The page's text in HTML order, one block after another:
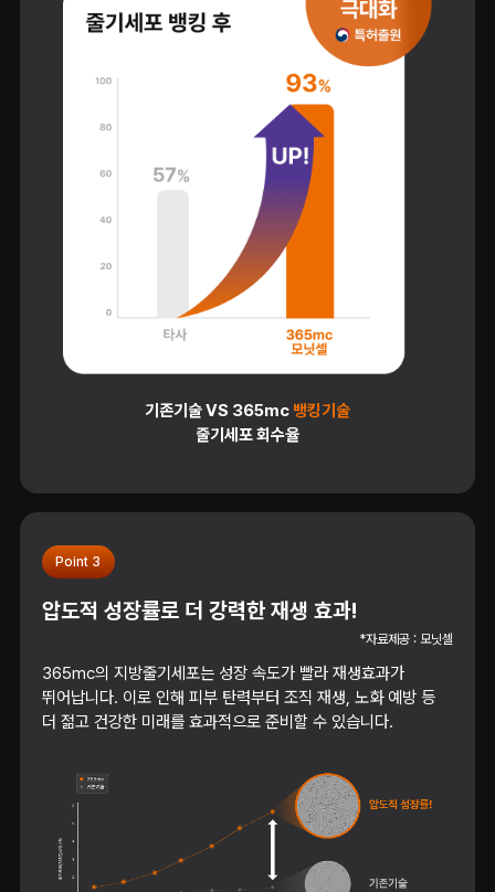
기존기술 VS 365mc 뱅킹기술
줄기세포 회수율
Point 3
압도적 성장률로 더 강력한 재생 효과!
*자료제공 : 모닛셀
365mc의 지방줄기세포는 성장 속도가 빨라 재생효과가
뛰어납니다. 이로 인해 피부 탄력부터 조직 재생, 노화 예방 등
더 젊고 건강한 미래를 효과적으로 준비할 수 있습니다.